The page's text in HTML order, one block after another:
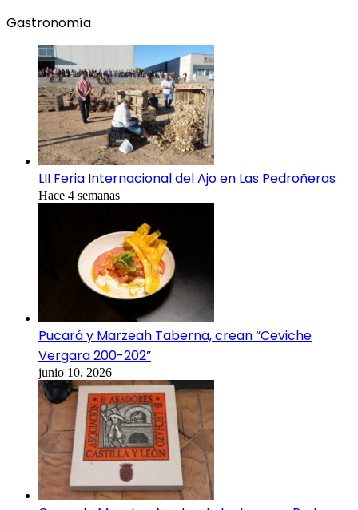
Gastronomía
LII Feria Internacional del Ajo en Las Pedroñeras
Hace 4 semanas
Pucará y Marzeah Taberna, crean “Ceviche
Vergara 200-202”
junio 10, 2026